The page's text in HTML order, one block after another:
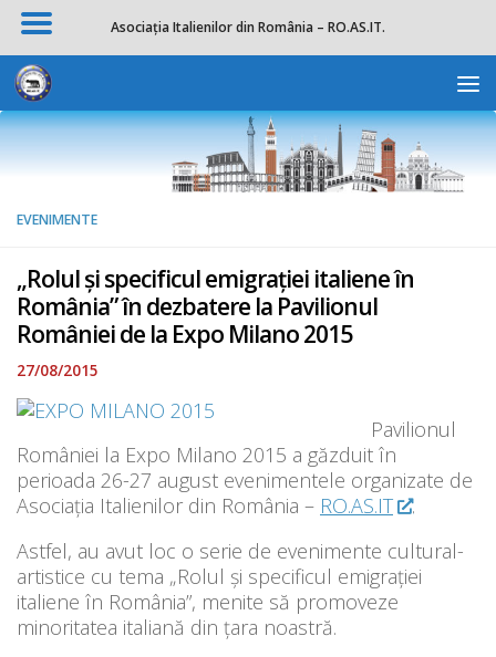
Skip to content
EVENIMENTE
„Rolul și specificul emigrației italiene în
România” în dezbatere la Pavilionul
României de la Expo Milano 2015
27/08/2015
Pavilionul
României la Expo Milano 2015 a găzduit în
perioada 26-27 august evenimentele organizate de
Asociația Italienilor din România – RO.AS.IT
.​
Astfel, au avut loc o serie de evenimente cultural-
artistice cu tema „Rolul și specificul emigrației
italiene în România”, menite să promoveze
minoritatea italiană din țara noastră.
Asociația Italienilor din România – RO.AS.IT.